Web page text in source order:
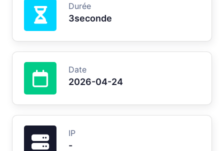
Durée
3seconde
Date
2026-04-24
IP
-